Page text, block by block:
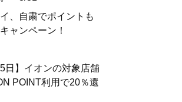
、自粛でポイントも
ャンペーン！
5日】イオンの対象店舗
POINT利用で20％還